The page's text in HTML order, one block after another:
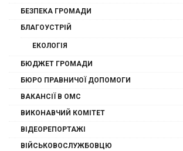
БЕЗПЕКА ГРОМАДИ
БЛАГОУСТРІЙ
ЕКОЛОГІЯ
БЮДЖЕТ ГРОМАДИ
БЮРО ПРАВНИЧОЇ ДОПОМОГИ
ВАКАНСІЇ В ОМС
ВИКОНАВЧИЙ КОМІТЕТ
ВІДЕОРЕПОРТАЖІ
ВІЙСЬКОВОСЛУЖБОВЦЮ